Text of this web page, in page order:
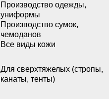
Производство одежды,
униформы
Производство сумок,
чемоданов
Все виды кожи
Для сверхтяжелых (стропы,
канаты, тенты)